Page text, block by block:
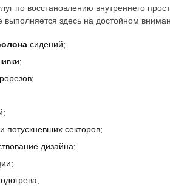
по восстановлению внутреннего
выполняется здесь на достойном
сидений;
потускневших секторов;
дизайна;